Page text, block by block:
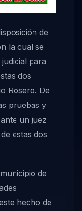
de
la cual se
para
dos
Rosero. De
pruebas y
un juez
estas dos
de
hecho de